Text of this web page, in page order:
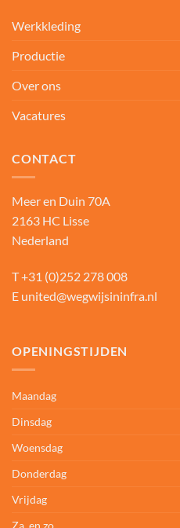
Werkkleding
Productie
Over ons
Vacatures
CONTACT
Meer en Duin 70A
2163 HC Lisse
Nederland
T+31 (0)252 278 008
E united@wegwijsininfra.nl
OPENINGSTIJDEN
Maandag
Dinsdag
Woensdag
Donderdag
Vrijdag